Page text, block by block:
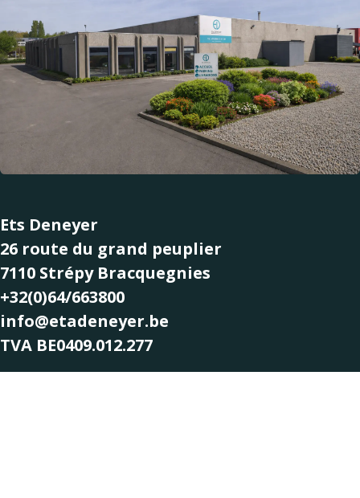
Ets Deneyer
26 route du grand peuplier
7110 Strépy Bracquegnies
+32(0)64/663800
info@etadeneyer.be
TVA BE0409.012.277